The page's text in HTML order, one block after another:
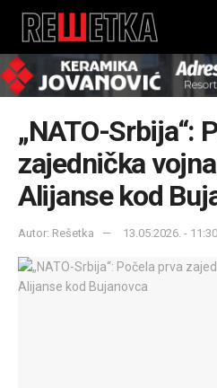
„NATO-Srbija“:
zajednička
Alijanse kod
Autor: Rešetka 13.05.2026. - 11:30